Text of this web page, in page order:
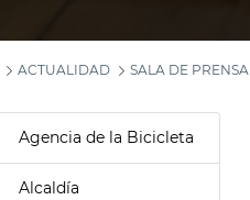
ACTUALIDAD SALA DE PRENSA
Agencia de la Bicicleta
Alcaldía